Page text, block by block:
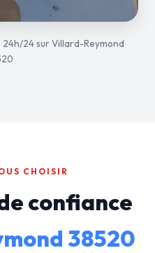
24 sur Villard-Reymond
CHOISIR
confiance
38520